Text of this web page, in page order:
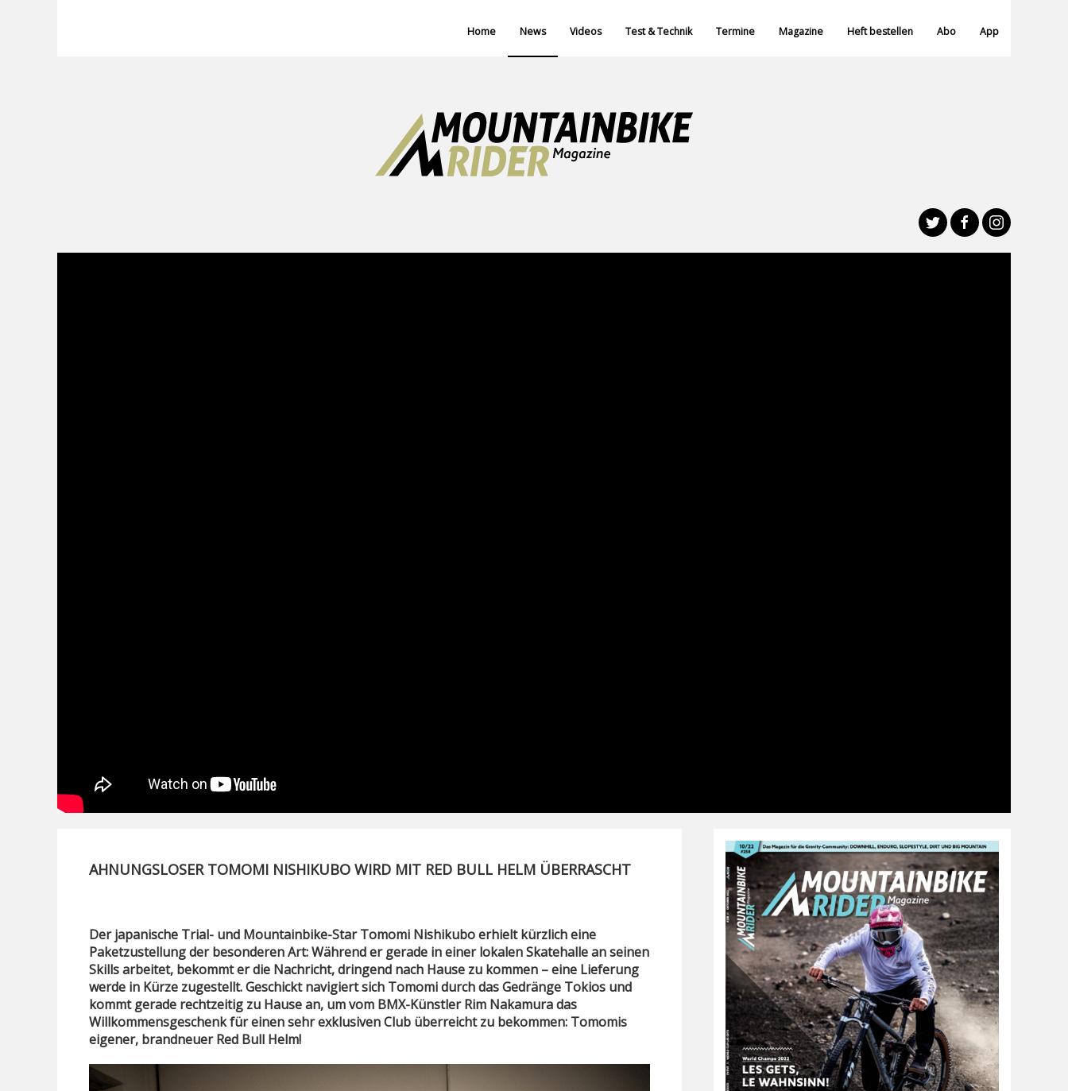
Home News Videos Test & Technik Termine Magazine Heft bestellen Abo App
AHNUNGSLOSER TOMOMI NISHIKUBO WIRD MIT RED BULL HELM ÜBERRASCHT
Der japanische Trial- und Mountainbike-Star Tomomi Nishikubo erhielt kürzlich eine
Paketzustellung der besonderen Art: Während er gerade in einer lokalen Skatehalle an seinen
Skills arbeitet, bekommt er die Nachricht, dringend nach Hause zu kommen – eine Lieferung
werde in Kürze zugestellt. Geschickt navigiert sich Tomomi durch das Gedränge Tokios und
kommt gerade rechtzeitig zu Hause an, um vom BMX-Künstler Rim Nakamura das
Willkommensgeschenk für einen sehr exklusiven Club überreicht zu bekommen: Tomomis
eigener, brandneuer Red Bull Helm!